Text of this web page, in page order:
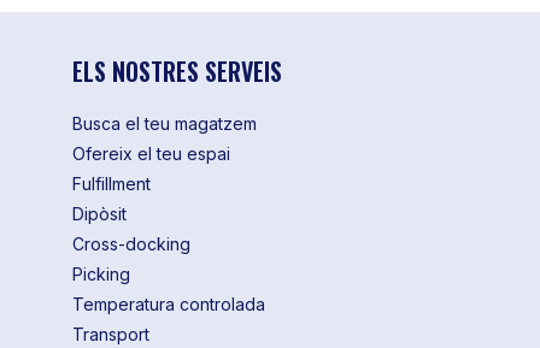
ELS NOSTRES SERVEIS
Busca el teu magatzem
Ofereix el teu espai
Fulfillment
Dipòsit
Cross-docking
Picking
Temperatura controlada
Transport